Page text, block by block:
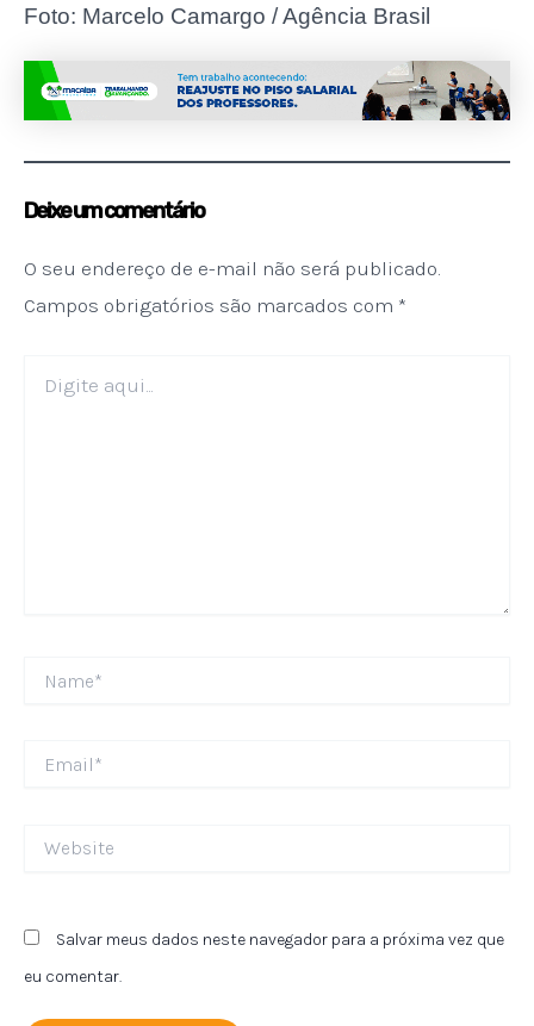
Foto: Marcelo Camargo / Agência Brasil
Deixe um comentário
O seu endereço de e-mail não será publicado.
Campos obrigatórios são marcados com *
aqui...
Salvar meus dados neste navegador para a próxima vez que
eu comentar.